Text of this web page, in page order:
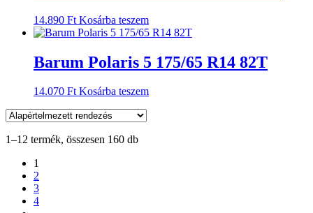
14.890 Ft Kosárba teszem
Barum Polaris 5 175/65 R14 82T
14.070 Ft Kosárba teszem
1–12 termék, összesen 160 db
1
2
3
4